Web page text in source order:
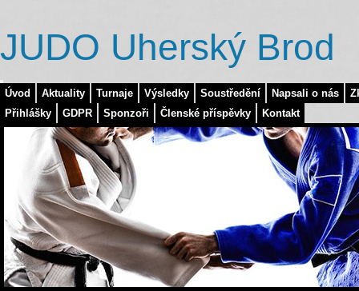
Úvod Aktuality Turnaje Výsledky Soustředění Napsali o nás
Přihlášky
GDPR Sponzoři Členské příspěvky Kontakt
JUDO Uherský Brod